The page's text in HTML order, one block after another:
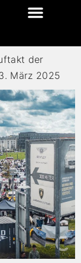
der
März 2025